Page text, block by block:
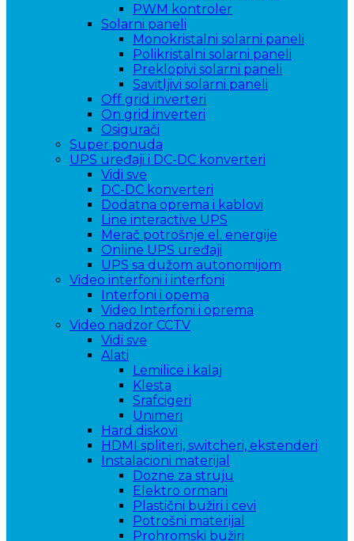
PWM kontroler
Solarni paneli
Monokristalni solarni paneli
Polikristalni solarni paneli
Preklopivi solarni paneli
Savitljivi solarni paneli
Off grid inverteri
On grid inverteri
Osigurači
Super ponuda
UPS uređaji i DC-DC konverteri
Vidi sve
DC-DC konverteri
Dodatna oprema i kablovi
Line interactive UPS
Merač potrošnje el. energije
Online UPS uređaji
UPS sa dužom autonomijom
Video interfoni i interfoni
Interfoni i opema
Video Interfoni i oprema
Video nadzor CCTV
Vidi sve
Alati
Lemilice i kalaj
Klesta
Srafcigeri
Unimeri
Hard diskovi
HDMI spliteri, switcheri, ekstenderi
Instalacioni materijal
Dozne za struju
Elektro ormani
Plastični bužiri i cevi
Potrošni materijal
Prohromski bužiri